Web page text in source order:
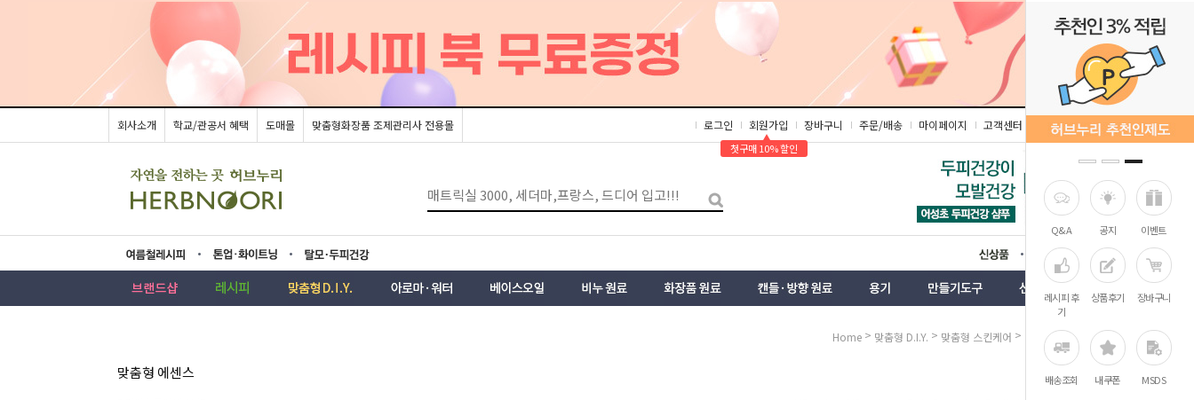
Q&A 공지 이벤트
레시피 후
기
상품후기 장바구니
배송조회 내쿠폰 MSDS
회사소개 학교/관공서 혜택 도매몰 맞춤형화장품 조제관리사 전용몰 로그인
회원가입
▲
첫구매 10% 할인
장바구니 주문/배송 마이페이지 고객센터 즐겨찾기
름레시피 업·화이트닝 모두피건강 상품 벤트
Home > 맞춤형 D.I.Y. > 맞춤형 스킨케어 > 맞춤형 에센스
맞춤형 에센스